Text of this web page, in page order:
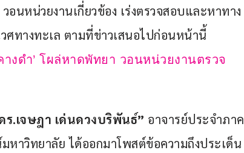
นหน่วยงานเกี่ยวข้อง เร่งตรวจสอบและหาทาง
ศทางทะเล ตามที่ข่าวเสนอไปก่อนหน้านี้
งดำ’ โผล่หาดพัทยา วอนหน่วยงานตรวจ
ร.เจษฎา เด่นดวงบริพันธ์” อาจารย์ประจำภาค
าวิทยาลัย ได้ออกมาโพสต์ข้อความถึงประเด็น